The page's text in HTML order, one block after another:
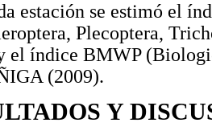
estación se estimó el
Plecoptera,
el índice BMWP
(2009).
Y